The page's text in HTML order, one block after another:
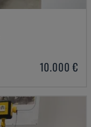
10.000 €